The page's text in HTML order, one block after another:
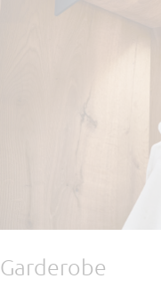
Garderobe